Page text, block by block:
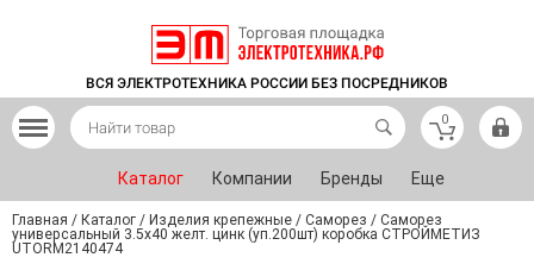
ВСЯ ЭЛЕКТРОТЕХНИКА РОССИИ БЕЗ ПОСРЕДНИКОВ
0
Каталог Компании Бренды Еще
Главная / Каталог / Изделия крепежные / Саморез / Саморез
универсальный 3.5х40 желт. цинк (уп.200шт) коробка СТРОЙМЕТИЗ
UTORM2140474